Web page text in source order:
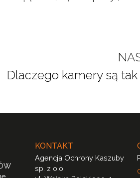
Dlaczego kamery są tak
KONTAKT
Agencja Ochrony Kaszuby
sp. z o.o.